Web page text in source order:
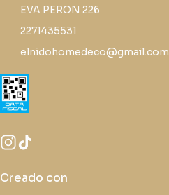
EVA PERON 226
2271435531
elnidohomedeco@gmail.com
Creado con